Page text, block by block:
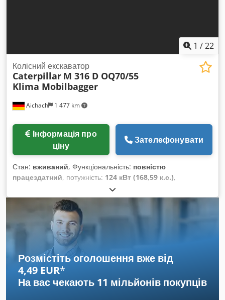
1 /22
Aichach 1 477 km
Колісний екскаватор
Caterpillar M 316 D OQ70/55
Klima Mobilbagger
ціну
Зателефонувати
Стан: вживаний, Функціональність: повністю
працездатний, потужність: 124 кВт (168,59 к.с.),
17 150 кг
мотогодини:13 000 h, Обладнання:гідравліка
захоплювача, гідравлічний молот, кондиціонер
Caterpillar M316D мобільний екскаватор Рік випуску: 2010
13 000 мотогодин 17 150 кг 124 кВт CAT 6-циліндровий
двигун Ширина колії 250 см 20 км/год Oilquick OQ70/55
повністю гідравлічний швидкознімний пристрій Кондиціонер
Crsdpfx Amoxq A D Ro Rsf Всі лінії
Розмістіть оголошення вже від
4,49 EUR*
На вас чекають 11 мільйонів покупців